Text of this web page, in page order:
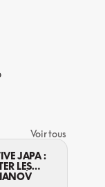
Voir tous
JAPA :
LES